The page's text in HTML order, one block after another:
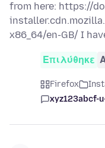
from here: https://
x86_64/en-GB/ I
Επιλύθηκε
Firefox
xyz123abcf-